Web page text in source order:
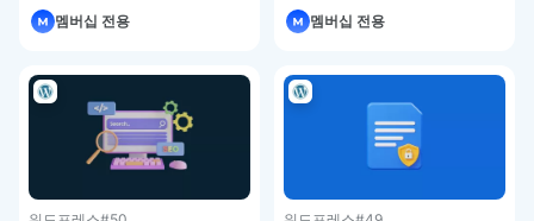
사이트의 속도는 어떤지
파악하는 방법 – 워드프레스
멤버십 전용 멤버십 전용